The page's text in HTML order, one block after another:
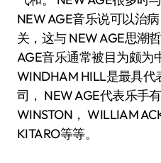
NEW AGE音乐说可以治
关，这与 NEW AGE思潮
AGE音乐通常被目为颇为
WINDHAM HILL是最具代
司， NEW AGE代表乐手
WINSTON， WILLIAM
KITARO等等。